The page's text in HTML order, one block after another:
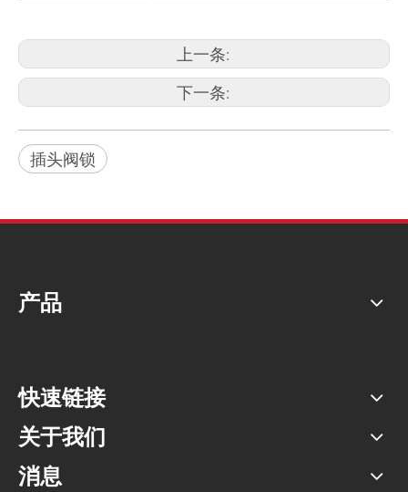
上一条:
下一条:
插头阀锁
产品
快速链接
关于我们
消息